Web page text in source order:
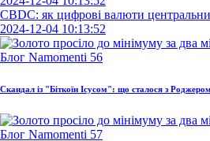
CBDC: як цифрові валюти
2024-12-04 10:13:52
Скандал із "Біткоїн Ісусом": що сталося з